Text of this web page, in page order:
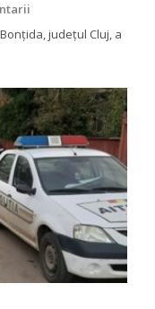
județul Cluj, a